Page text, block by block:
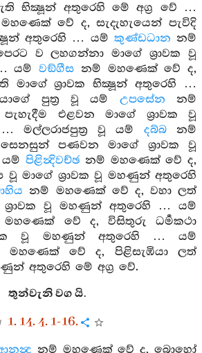
භික්‍ෂූන් අතුරෙහි මේ අග්‍ර වේ …
වේ ද, සැදැහැයෙන් පැවිදි
අතුරෙහි … යම් කුණ්ඩධාන නම්
ව ලහගන්නා මාගේ ශ්‍රාවක වූ
යම් වඞ්ගීස නම් මහණෙක් වේ ද,
මාගේ ශ්‍රාවක භික්‍ෂූන් අතුරෙහි …
පුත්‍ර වූ යම් උපසේන නම්
එළවන මාගේ ශ්‍රාවක වූ
මල්ලරාජපුත්‍ර වූ යම් දබ්බනම්
පණවන මාගේ ශ්‍රාවක වූ
පිළින්‍දිවච්ඡ නම් මහණෙක් වේ ද,
වූ මාගේ ශ්‍රාවක වූ මහණුන් අතුරෙහි
නම් මහණෙක් වේ ද, වහා ලත්
ශ්‍රාවක වූ මහණුන් අතුරෙහි … යම්
වේ ද, විසිතුරු ධර්‍මකථා
වූ මහණුන් අතුරෙහි … යම්
වේ ද, පිළිසැඹියා ලත්
අතුරෙහි මේ අග්‍ර වේ.
තුන්වැනි වග යි.
1. 14. 4. 1-16.
නම් මහණෙක් වේ ද, බොහෝ